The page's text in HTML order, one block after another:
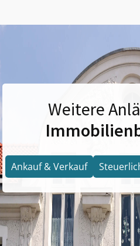
Weitere
Ankauf & Verkauf